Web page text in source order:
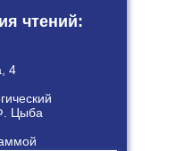
П.А.
России
этого
чтений:
4
Цыба